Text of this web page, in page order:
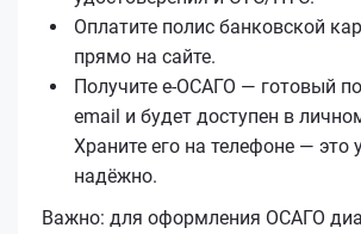
Оплатите полис банковской
прямо на сайте.
Получите е‑ОСАГО — готовый
email и будет доступен в
Храните его на телефоне — это
надёжно.
Важно: для оформления ОСАГО